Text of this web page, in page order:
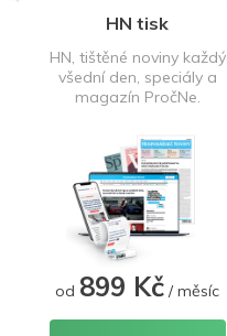
HN tisk
HN, tištěné noviny každý
všední den, speciály a
magazín PročNe.
od 899 Kč / měsíc